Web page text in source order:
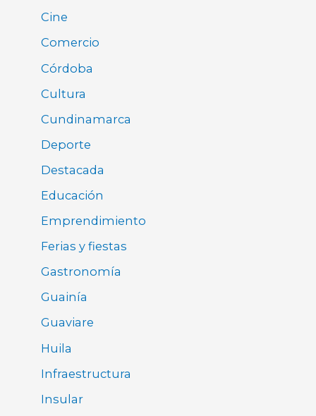
Cine
Comercio
Córdoba
Cultura
Cundinamarca
Deporte
Destacada
Educación
Emprendimiento
Ferias y fiestas
Gastronomía
Guainía
Guaviare
Huila
Infraestructura
Insular